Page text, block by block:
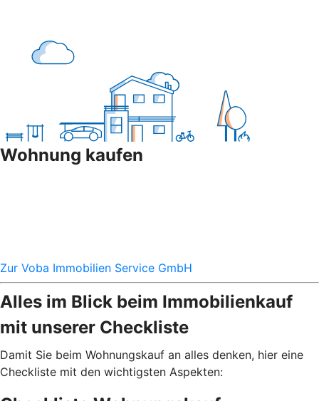
Wohnung kaufen
Zur Voba Immobilien Service GmbH
Alles im Blick beim Immobilienkauf
mit unserer Checkliste
Damit Sie beim Wohnungskauf an alles denken, hier eine
Checkliste mit den wichtigsten Aspekten: